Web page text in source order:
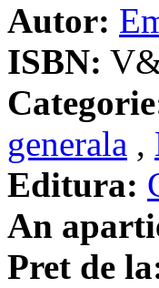
Autor:
ISBN:
generala ,
Editura:
An
Pret de